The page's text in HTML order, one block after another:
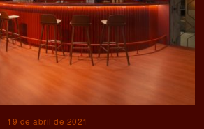
19 de abril de 2021